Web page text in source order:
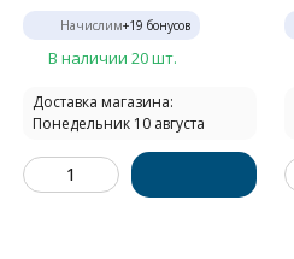
Начислим+19 бонусов
В наличии 20 шт.
Доставка магазина:
Понедельник 10 августа